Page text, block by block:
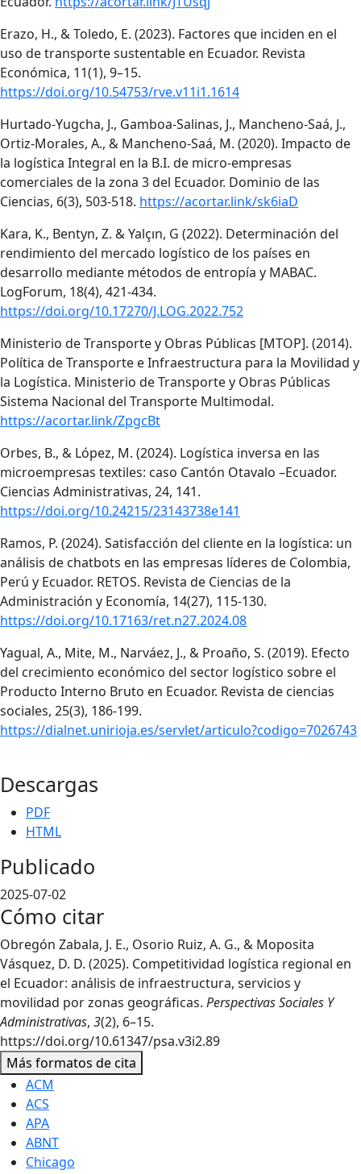
Erazo, H., & Toledo, E. (2023). Factores que inciden en el
uso de transporte sustentable en Ecuador. Revista
Económica, 11(1), 9–15.
https://doi.org/10.54753/rve.v11i1.1614
Hurtado-Yugcha, J., Gamboa-Salinas, J., Mancheno-Saá, J.,
Ortiz-Morales, A., & Mancheno-Saá, M. (2020). Impacto de
la logística Integral en la B.I. de micro-empresas
comerciales de la zona 3 del Ecuador. Dominio de las
Ciencias, 6(3), 503-518. https://acortar.link/sk6iaD
Kara, K., Bentyn, Z. & Yalçın, G (2022). Determinación del
rendimiento del mercado logístico de los países en
desarrollo mediante métodos de entropía y MABAC.
LogForum, 18(4), 421-434.
https://doi.org/10.17270/J.LOG.2022.752
Ministerio de Transporte y Obras Públicas [MTOP]. (2014).
Política de Transporte e Infraestructura para la Movilidad y
la Logística. Ministerio de Transporte y Obras Públicas
Sistema Nacional del Transporte Multimodal.
https://acortar.link/ZpgcBt
Orbes, B., & López, M. (2024). Logística inversa en las
microempresas textiles: caso Cantón Otavalo –Ecuador.
Ciencias Administrativas, 24, 141.
https://doi.org/10.24215/23143738e141
Ramos, P. (2024). Satisfacción del cliente en la logística: un
análisis de chatbots en las empresas líderes de Colombia,
Perú y Ecuador. RETOS. Revista de Ciencias de la
Administración y Economía, 14(27), 115-130.
https://doi.org/10.17163/ret.n27.2024.08
Yagual, A., Mite, M., Narváez, J., & Proaño, S. (2019). Efecto
del crecimiento económico del sector logístico sobre el
Producto Interno Bruto en Ecuador. Revista de ciencias
sociales, 25(3), 186-199.
https://dialnet.unirioja.es/servlet/articulo?codigo=7026743
Descargas
PDF
HTML
Publicado
2025-07-02
Cómo citar
Obregón Zabala, J. E., Osorio Ruiz, A. G., & Moposita
Vásquez, D. D. (2025). Competitividad logística regional en
el Ecuador: análisis de infraestructura, servicios y
movilidad por zonas geográficas. Perspectivas Sociales Y
Administrativas, 3(2), 6–15.
https://doi.org/10.61347/psa.v3i2.89
Más formatos de cita
ACM
ACS
APA
ABNT
Chicago